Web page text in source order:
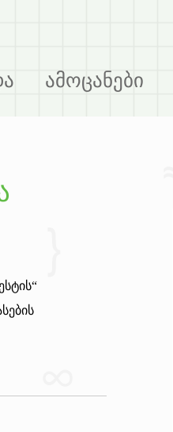
ამოცანები